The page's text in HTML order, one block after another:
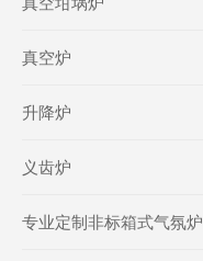
真空炉
升降炉
义齿炉
专业定制非标箱式气氛炉